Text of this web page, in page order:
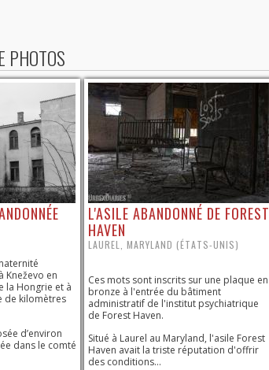
PHOTOS
Kneževo en
la Hongrie et à
de kilomètres
d’environ
dans le comté
L'ASILE ABANDONNÉ DE FOREST
HAVEN
LAUREL, MARYLAND (ÉTATS-UNIS)
Ces mots sont inscrits sur une plaque en
bronze à l'entrée du bâtiment
administratif de l'institut psychiatrique
de Forest Haven.
Situé à Laurel au Maryland, l'asile Forest
Haven avait la triste réputation d'offrir
des conditions...